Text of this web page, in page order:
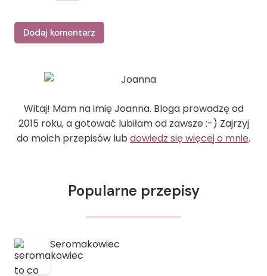
Witaj! Mam na imię Joanna. Bloga prowadzę od
2015 roku, a gotować lubiłam od zawsze :-) Zajrzyj
do moich przepisów lub dowiedz się więcej o mnie.
Popularne przepisy
Seromakowiec